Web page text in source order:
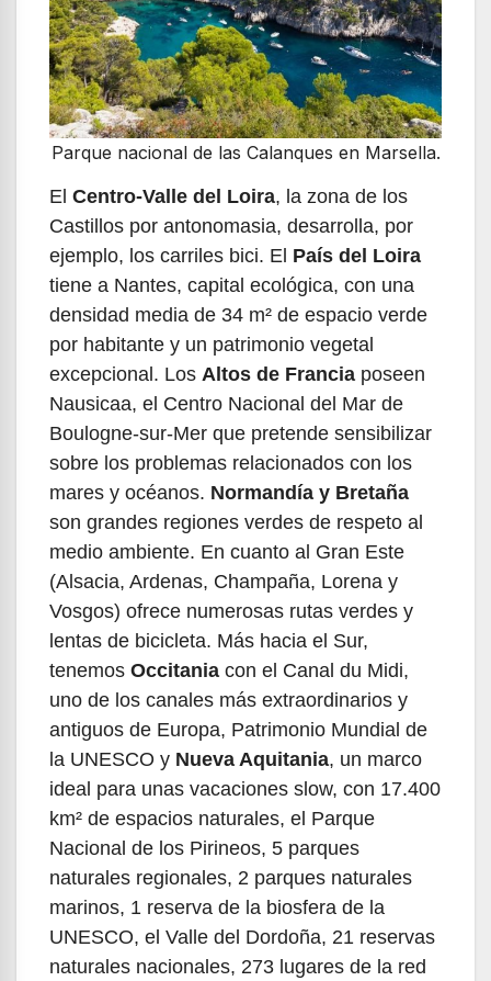
Parque nacional de las Calanques en Marsella.
El Centro-Valle del Loira, la zona de los
Castillos por antonomasia, desarrolla, por
ejemplo, los carriles bici. El País del Loira
tiene a Nantes, capital ecológica, con una
densidad media de 34 m² de espacio verde
por habitante y un patrimonio vegetal
excepcional. Los Altos de Francia poseen
Nausicaa, el Centro Nacional del Mar de
Boulogne-sur-Mer que pretende sensibilizar
sobre los problemas relacionados con los
mares y océanos. Normandía y Bretaña
son grandes regiones verdes de respeto al
medio ambiente. En cuanto al Gran Este
(Alsacia, Ardenas, Champaña, Lorena y
Vosgos) ofrece numerosas rutas verdes y
lentas de bicicleta. Más hacia el Sur,
tenemos Occitania con el Canal du Midi,
uno de los canales más extraordinarios y
antiguos de Europa, Patrimonio Mundial de
la UNESCO y Nueva Aquitania, un marco
ideal para unas vacaciones slow, con 17.400
km² de espacios naturales, el Parque
Nacional de los Pirineos, 5 parques
naturales regionales, 2 parques naturales
marinos, 1 reserva de la biosfera de la
UNESCO, el Valle del Dordoña, 21 reservas
naturales nacionales, 273 lugares de la red